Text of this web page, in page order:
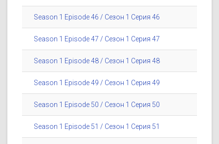
Season 1 Episode 46 / Сезон 1 Серия 46
Season 1 Episode 47 / Сезон 1 Серия 47
Season 1 Episode 48 / Сезон 1 Серия 48
Season 1 Episode 49 / Сезон 1 Серия 49
Season 1 Episode 50 / Сезон 1 Серия 50
Season 1 Episode 51 / Сезон 1 Серия 51